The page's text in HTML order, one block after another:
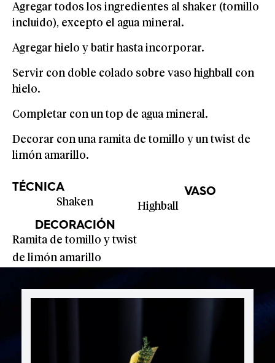
Agregar todos los ingredientes al shaker (tomillo
incluido), excepto el agua mineral.
Agregar hielo y batir hasta incorporar.
Servir con doble colado sobre vaso highball con
hielo.
Completar con un top de agua mineral.
Decorar con una ramita de tomillo y un twist de
limón amarillo.
TÉCNICA
Shaken
VASO
Highball
DECORACIÓN
Ramita de tomillo y twist
de limón amarillo